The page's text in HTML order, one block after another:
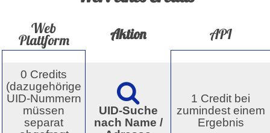
Web
Plattform Aktion API
0 Credits
(dazugehörige
UID-Nummern
müssen
separat
UID-Suche
nach Name /
1 Credit bei
zumindest einem
Ergebnis